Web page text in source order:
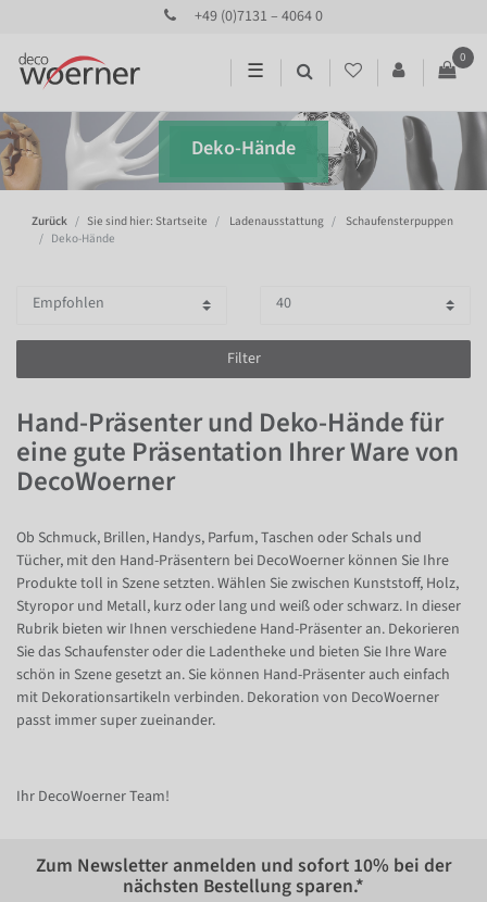
+49 (0)7131 – 4064 0
☰
0
Deko-Hände
Zurück Sie sind hier: Startseite Ladenausstattung
Schaufensterpuppen
Deko-Hände
Filter
Hand-Präsenter und Deko-Hände für
eine gute Präsentation Ihrer Ware von
DecoWoerner
Ob Schmuck, Brillen, Handys, Parfum, Taschen oder Schals und
Tücher, mit den Hand-Präsentern bei DecoWoerner können Sie Ihre
Produkte toll in Szene setzten. Wählen Sie zwischen Kunststoff, Holz,
Styropor und Metall, kurz oder lang und weiß oder schwarz. In dieser
Rubrik bieten wir Ihnen verschiedene Hand-Präsenter an. Dekorieren
Sie das Schaufenster oder die Ladentheke und bieten Sie Ihre Ware
schön in Szene gesetzt an. Sie können Hand-Präsenter auch einfach
mit Dekorationsartikeln verbinden. Dekoration von DecoWoerner
passt immer super zueinander.
Ihr DecoWoerner Team!
Zum Newsletter anmelden und sofort 10% bei der
nächsten Bestellung sparen.*